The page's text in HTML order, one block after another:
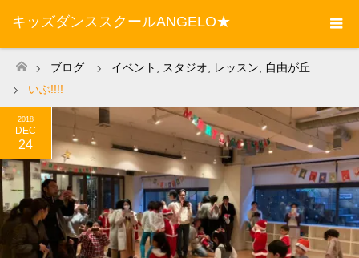
キッズダンススクールANGELO★
ホーム
ブログ イベント スタジオ レッスン
自由が丘
いぶ!!!!
2018
DEC
24